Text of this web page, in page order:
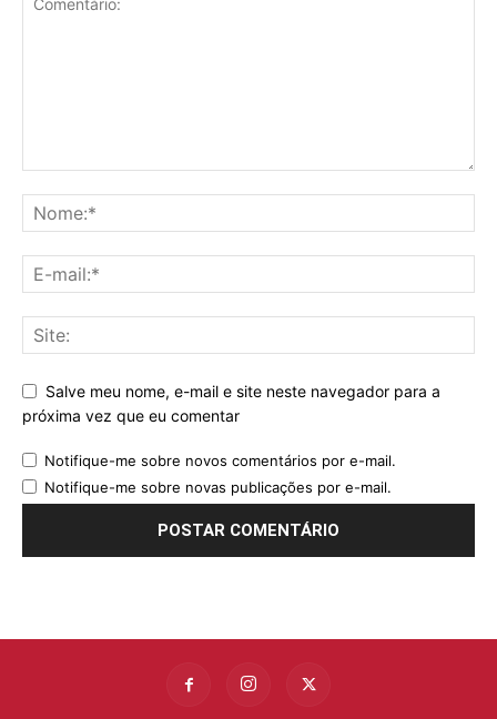
Salve meu nome, e-mail e site neste navegador para a
próxima vez que eu comentar
Notifique-me sobre novos comentários por e-mail.
Notifique-me sobre novas publicações por e-mail.